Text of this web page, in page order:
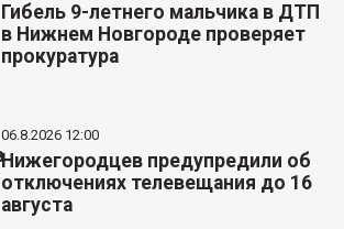
Гибель 9-летнего мальчика в ДТП
в Нижнем Новгороде проверяет
прокуратура
06.8.2026 12:00
Нижегородцев предупредили об
отключениях телевещания до 16
августа